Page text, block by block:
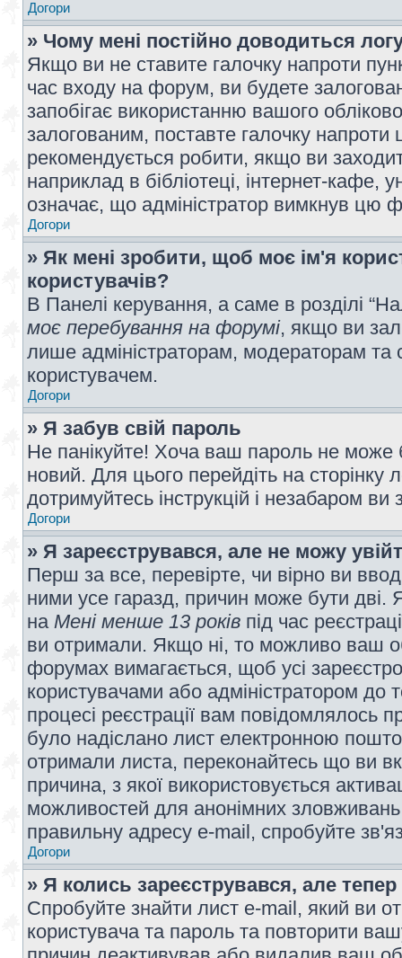
Догори
» Чому мені постійно доводиться
Якщо ви не ставите галочку напроти
час входу на форум, ви будете
запобігає використанню вашого
залогованим, поставте галочку
рекомендується робити, якщо ви
наприклад в бібліотеці, інтернет-кафе,
означає, що адміністратор вимкнув цю
Догори
» Як мені зробити, щоб моє ім'я
користувачів?
В Панелі керування, а саме в розділі
моє перебування на форумі, якщо ви
лише адміністраторам, модераторам
користувачем.
Догори
» Я забув свій пароль
Не панікуйте! Хоча ваш пароль не може
новий. Для цього перейдіть на сторінку
дотримуйтесь інструкцій і незабаром
Догори
» Я зареєструвався, але не можу
Перш за все, перевірте, чи вірно ви
ними усе гаразд, причин може бути дві.
на Мені менше 13 років під час
ви отримали. Якщо ні, то можливо ваш
форумах вимагається, щоб усі
користувачами або адміністратором до
процесі реєстрації вам повідомлялось
було надіслано лист електронною
отримали листа, переконайтесь що ви
причина, з якої використовується
можливостей для анонімних
правильну адресу e-mail, спробуйте
Догори
» Я колись зареєструвався, але
Спробуйте знайти лист e-mail, який ви
користувача та пароль та повторити